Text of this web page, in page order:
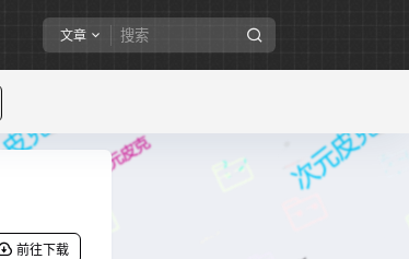
文章
前往下载